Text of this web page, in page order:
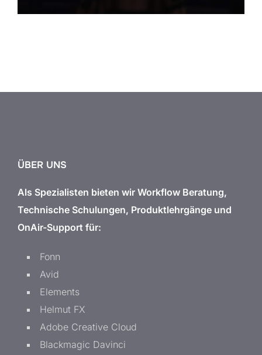
ÜBER UNS
Als Spezialisten bieten wir Workflow Beratung,
Technische Schulungen, Produktlehrgänge und
OnAir-Support für:
Fonn
Avid
Elements
Helmut FX
Adobe Creative Cloud
Blackmagic Davinci